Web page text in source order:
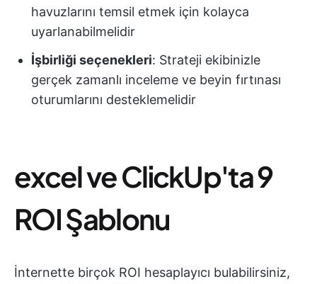
havuzlarını temsil etmek için kolayca
uyarlanabilmelidir
İşbirliği seçenekleri: Strateji ekibinizle
gerçek zamanlı inceleme ve beyin fırtınası
oturumlarını desteklemelidir
excel ve ClickUp'ta 9
ROI Şablonu
İnternette birçok ROI hesaplayıcı bulabilirsiniz,